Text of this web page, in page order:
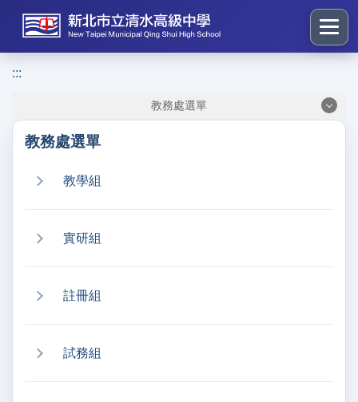
到
區
塊
:::
教務處選單
教務處選單
教學組
實研組
註冊組
試務組